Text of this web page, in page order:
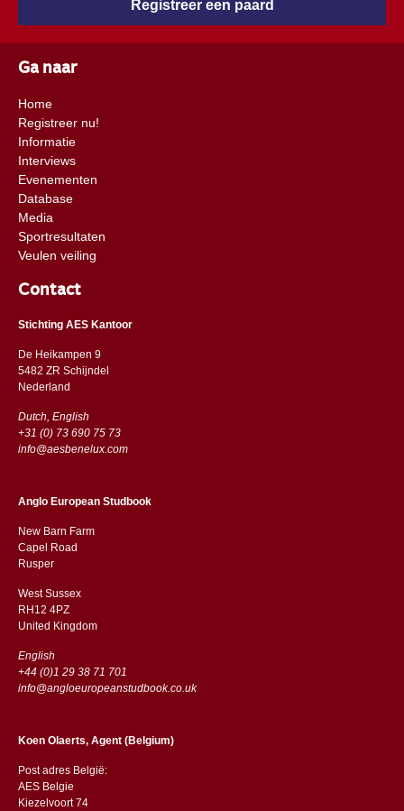
Registreer een paard
Ga naar
Home
Registreer nu!
Informatie
Interviews
Evenementen
Database
Media
Sportresultaten
Veulen veiling
Contact
Stichting AES Kantoor
De Heikampen 9
5482 ZR Schijndel
​​Nederland
Dutch, English
+31 (0) 73 690 75 73
info@aesbenelux.com
Anglo European Studbook
New Barn Farm
Capel Road
​​Rusper
West Sussex
RH12 4PZ
​​United Kingdom
English
+44 (0)1 29 38 71 701
info@angloeuropeanstudbook.co.uk
Koen Olaerts, Agent (Belgium)
Post adres België:
AES Belgie
Kiezelvoort 74